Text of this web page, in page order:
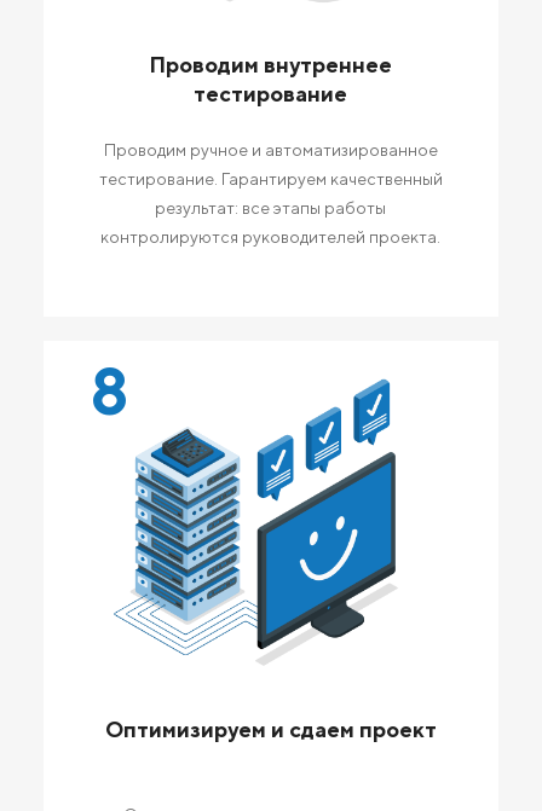
Проводим внутреннее
тестирование
Проводим ручное и автоматизированное
тестирование. Гарантируем качественный
результат: все этапы работы
контролируются руководителей проекта.
8
Оптимизируем и сдаем проект